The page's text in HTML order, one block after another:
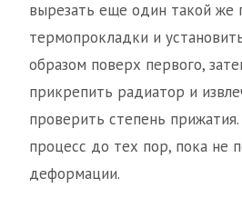
вырезать еще один такой же
термопрокладки и
образом поверх первого,
прикрепить радиатор и
проверить степень
процесс до тех пор, пока не
деформации.